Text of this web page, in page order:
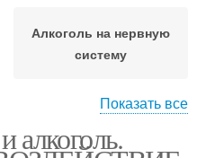
Алкоголь на нервную
систему
Показать все
алкоголь.